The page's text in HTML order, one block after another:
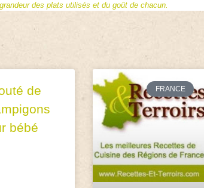
des plats utilisés et du goût de chacun.
de
bébé
FRANCE